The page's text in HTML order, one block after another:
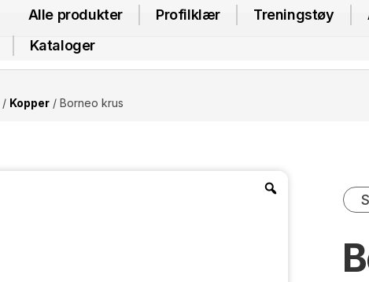
Alle produkter Profilklær Treningstøy
Kataloger
/ Kopper/ Borneo krus